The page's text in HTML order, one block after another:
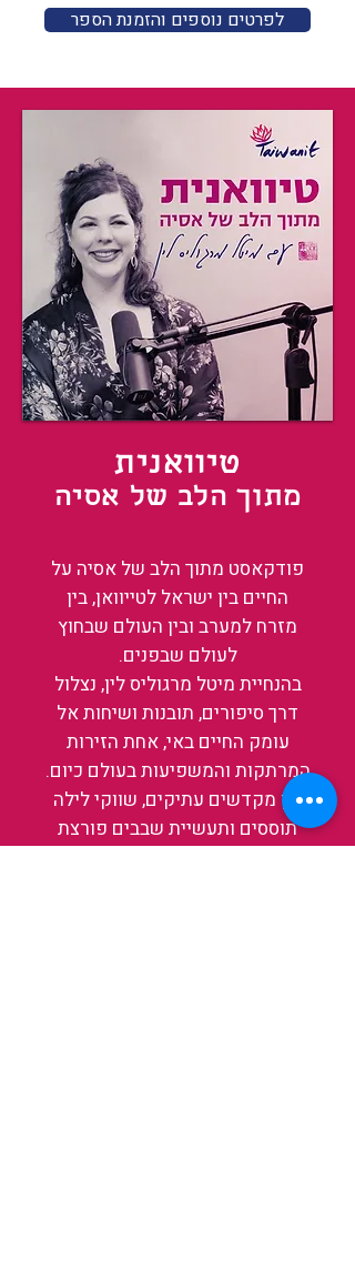
לפרטים נוספים והזמנת הספר
טיוואנית
מתוך הלב של אסיה
פודקאסט מתוך הלב של אסיה על
החיים בין ישראל לטייוואן, בין
מזרח למערב ובין העולם שבחוץ
לעולם שבפנים.
בהנחיית מיטל מרגוליס לין, נצלול
דרך סיפורים, תובנות ושיחות אל
עומק החיים באי, אחת הזירות
המרתקות והמשפיעות בעולם כיום.
בין מקדשים עתיקים, שווקי לילה
תוססים ותעשיית שבבים פורצת